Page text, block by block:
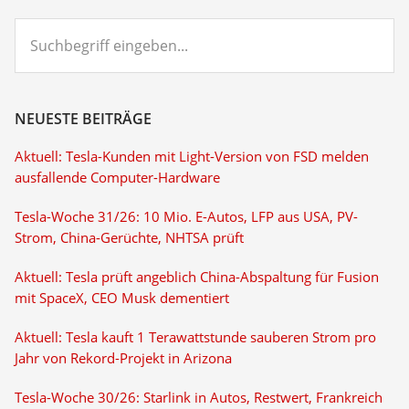
eingeben...
NEUESTE BEITRÄGE
Aktuell: Tesla-Kunden mit Light-Version von FSD melden
ausfallende Computer-Hardware
Tesla-Woche 31/26: 10 Mio. E-Autos, LFP aus USA, PV-
Strom, China-Gerüchte, NHTSA prüft
Aktuell: Tesla prüft angeblich China-Abspaltung für Fusion
mit SpaceX, CEO Musk dementiert
Aktuell: Tesla kauft 1 Terawattstunde sauberen Strom pro
Jahr von Rekord-Projekt in Arizona
Tesla-Woche 30/26: Starlink in Autos, Restwert, Frankreich